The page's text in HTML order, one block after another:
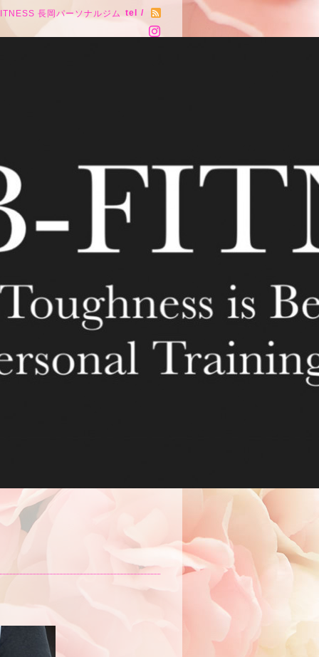
長岡パーソナルジム tel /